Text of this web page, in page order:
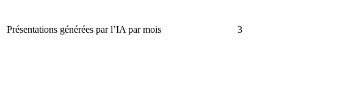
Présentations générées par l’IA par mois 3